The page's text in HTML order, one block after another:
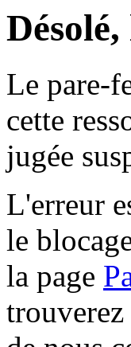
Le pare-
cette
jugée
L'erreur
le
la page